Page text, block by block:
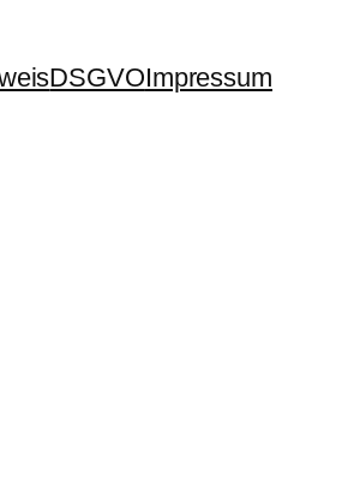
DSGVOImpressum